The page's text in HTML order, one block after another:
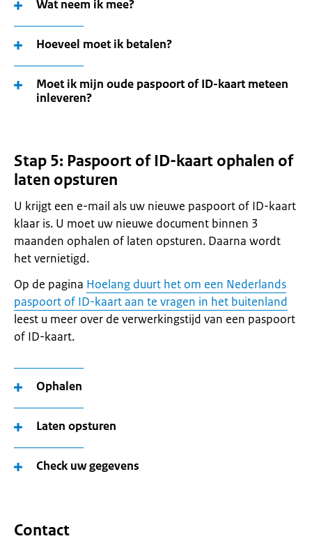
Wat neem ik mee?
Hoeveel moet ik betalen?
Moet ik mijn oude paspoort of ID-kaart meteen
inleveren?
Stap 5: Paspoort of ID-kaart ophalen of
laten opsturen
U krijgt een e-mail als uw nieuwe paspoort of ID-kaart
klaar is. U moet uw nieuwe document binnen 3
maanden ophalen of laten opsturen. Daarna wordt
het vernietigd.
Op de pagina Hoelang duurt het om een Nederlands
paspoort of ID-kaart aan te vragen in het buitenland
leest u meer over de verwerkingstijd van een paspoort
of ID-kaart.
Ophalen
Laten opsturen
Check uw gegevens
Contact